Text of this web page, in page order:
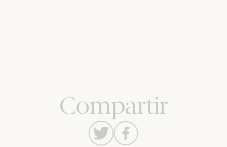
Compartir